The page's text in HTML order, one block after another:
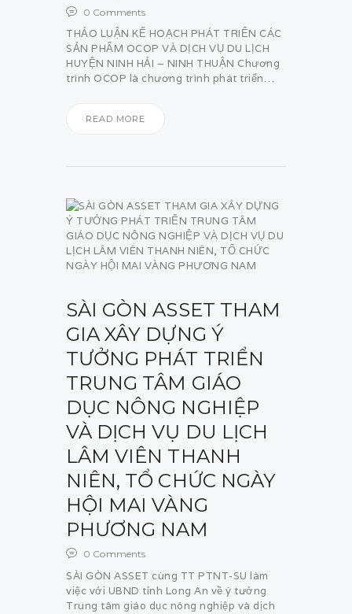
0 Comments
THẢO LUẬN KẾ HOẠCH PHÁT TRIỂN CÁC
SẢN PHẨM OCOP VÀ DỊCH VỤ DU LỊCH
HUYỆN NINH HẢI – NINH THUẬN Chương
trình OCOP là chương trình phát triển…
READ MORE
SÀI GÒN ASSET THAM
GIA XÂY DỰNG Ý
TƯỞNG PHÁT TRIỂN
TRUNG TÂM GIÁO
DỤC NÔNG NGHIỆP
VÀ DỊCH VỤ DU LỊCH
LÂM VIÊN THANH
NIÊN, TỔ CHỨC NGÀY
HỘI MAI VÀNG
PHƯƠNG NAM
0 Comments
SÀI GÒN ASSET cùng TT PTNT-SU làm
việc với UBND tỉnh Long An về ý tưởng
Trung tâm giáo dục nông nghiệp và dịch